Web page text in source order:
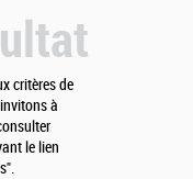
critères de
à
le lien